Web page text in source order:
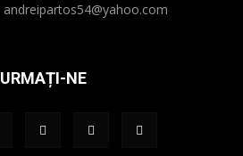
andreipartos54@yahoo.com
URMAȚI-NE